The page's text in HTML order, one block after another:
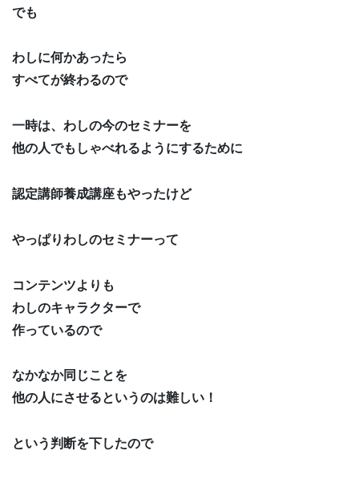
でも
わしに何かあったら
すべてが終わるので
一時は、わしの今のセミナーを
他の人でもしゃべれるようにするために
認定講師養成講座もやったけど
やっぱりわしのセミナーって
コンテンツよりも
わしのキャラクターで
作っているので
なかなか同じことを
他の人にさせるというのは難しい！
という判断を下したので